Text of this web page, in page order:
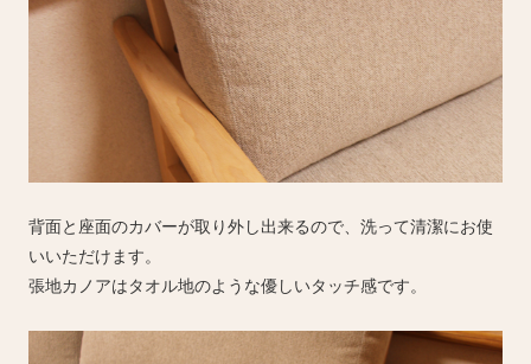
背面と座面のカバーが取り外し出来るので、洗って清潔にお使
いいただけます。
張地カノアはタオル地のような優しいタッチ感です。